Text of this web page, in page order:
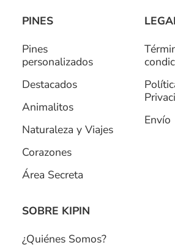
PINES
Pines
personalizados
Destacados
Animalitos
Naturaleza y Viajes
Corazones
Área Secreta
Envío
SOBRE KIPIN
¿Quiénes Somos?